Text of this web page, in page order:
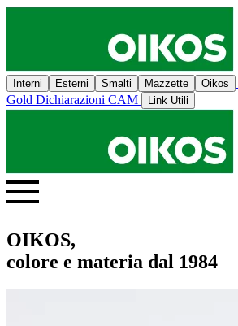
Interni Esterni Smalti Mazzette Oikos
Gold Dichiarazioni CAM Link Utili
OIKOS,
colore e materia dal 1984